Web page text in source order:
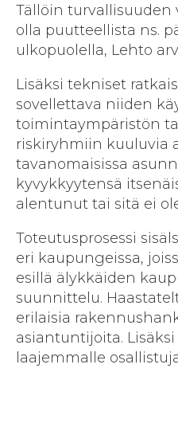
Tällöin turvallisuuden
olla puutteellista ns.
ulkopuolella, Lehto
Lisäksi tekniset
sovellettava niiden
toimintaympäristön
riskiryhmiin kuuluvia
tavanomaisissa
kyvykkyytensä
alentunut tai sitä ei
Toteutusprosessi
eri kaupungeissa,
esillä älykkäiden
suunnittelu.
erilaisia
asiantuntijoita.
laajemmalle